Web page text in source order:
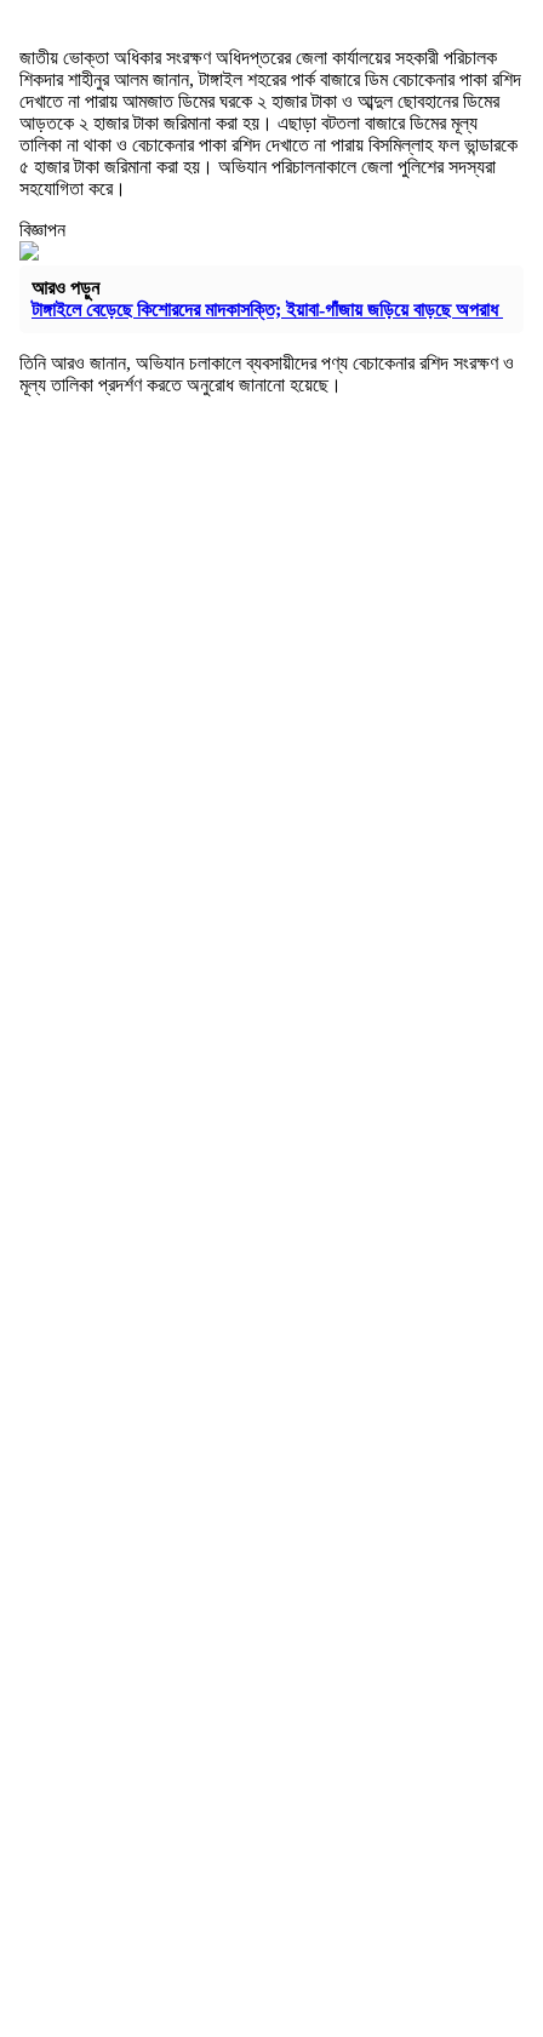
জাতীয় ভোক্তা অধিকার সংরক্ষণ অধিদপ্তরের জেলা কার্যালয়ের সহকারী পরিচালক
শিকদার শাহীনুর আলম জানান, টাঙ্গাইল শহরের পার্ক বাজারে ডিম বেচাকেনার পাকা রশিদ
দেখাতে না পারায় আমজাত ডিমের ঘরকে ২ হাজার টাকা ও আব্দুল ছোবহানের ডিমের
আড়তকে ২ হাজার টাকা জরিমানা করা হয়। এছাড়া বটতলা বাজারে ডিমের মূল্য
তালিকা না থাকা ও বেচাকেনার পাকা রশিদ দেখাতে না পারায় বিসমিল্লাহ ফল ভান্ডারকে
৫ হাজার টাকা জরিমানা করা হয়। অভিযান পরিচালনাকালে জেলা পুলিশের সদস্যরা
সহযোগিতা করে।
বিজ্ঞাপন
আরও পড়ুন
টাঙ্গাইলে বেড়েছে কিশোরদের মাদকাসক্তি; ইয়াবা-গাঁজায় জড়িয়ে বাড়ছে অপরাধ
তিনি আরও জানান, অভিযান চলাকালে ব্যবসায়ীদের পণ্য বেচাকেনার রশিদ সংরক্ষণ ও
মূল্য তালিকা প্রদর্শণ করতে অনুরোধ জানানো হয়েছে।